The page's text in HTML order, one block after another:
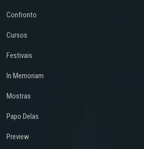
Confronto
Cursos
Festivais
In Memoriam
Mostras
Papo Delas
Preview